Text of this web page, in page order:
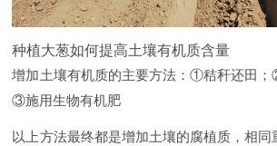
种植大葱如何提高土壤有机质含量
增加土壤有机质的主要方法：①秸秆还田；
③施用生物有机肥
以上方法最终都是增加土壤的腐植质，相